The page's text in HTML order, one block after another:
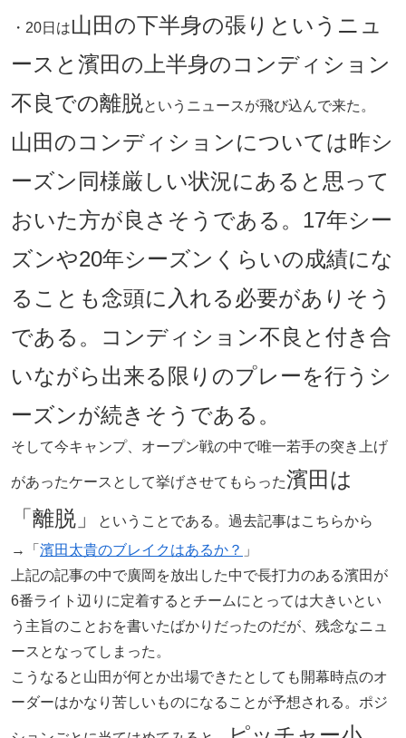
・20日は山田の下半身の張りというニュ
ースと濱田の上半身のコンディション
不良での離脱というニュースが飛び込んで来た。
山田のコンディションについては昨シ
ーズン同様厳しい状況にあると思って
おいた方が良さそうである。17年シー
ズンや20年シーズンくらいの成績にな
ることも念頭に入れる必要がありそう
である。コンディション不良と付き合
いながら出来る限りのプレーを行うシ
ーズンが続きそうである。
そして今キャンプ、オープン戦の中で唯一若手の突き上げ
があったケースとして挙げさせてもらった濱田は
「離脱」
ということである。過去記事はこちらから
→「 濱田太貴のブレイクはあるか？ 」
上記の記事の中で廣岡を放出した中で長打力のある濱田が
6番ライト辺りに定着するとチームにとっては大きいとい
う主旨のことおを書いたばかりだったのだが、残念なニュ
ースとなってしまった。
こうなると山田が何とか出場できたとしても開幕時点のオ
ーダーはかなり苦しいものになることが予想される。ポジ